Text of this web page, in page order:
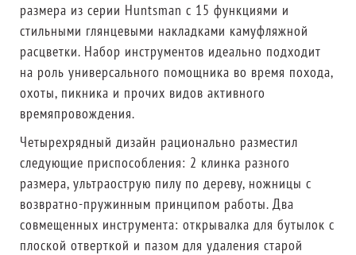
размера из серии Huntsman с 15 функциями и
стильными глянцевыми накладками камуфляжной
расцветки. Набор инструментов идеально подходит
на роль универсального помощника во время похода,
охоты, пикника и прочих видов активного
времяпровождения.
Четырехрядный дизайн рационально разместил
следующие приспособления: 2 клинка разного
размера, ультраострую пилу по дереву, ножницы с
возвратно-пружинным принципом работы. Два
совмещенных инструмента: открывалка для бутылок с
плоской отверткой и пазом для удаления старой